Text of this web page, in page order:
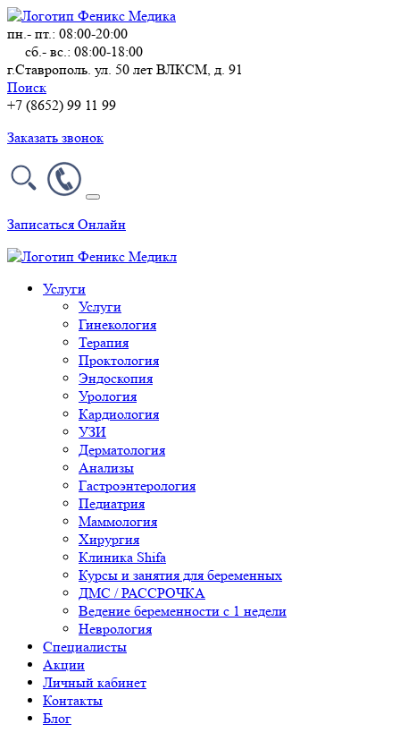
пн.- пт.: 08:00-20:00
сб.- вс.: 08:00-18:00
г.Ставрополь. ул. 50 лет ВЛКСМ, д. 91
Поиск
+7 (8652) 99 11 99
Заказать звонок
Записаться Онлайн
Услуги
Услуги
Гинекология
Терапия
Проктология
Эндоскопия
Урология
Кардиология
УЗИ
Дерматология
Анализы
Гастроэнтерология
Педиатрия
Маммология
Хирургия
Клиника Shifa
Курсы и занятия для беременных
ДМС / РАССРОЧКА
Ведение беременности с 1 недели
Неврология
Специалисты
Акции
Личный кабинет
Контакты
Блог